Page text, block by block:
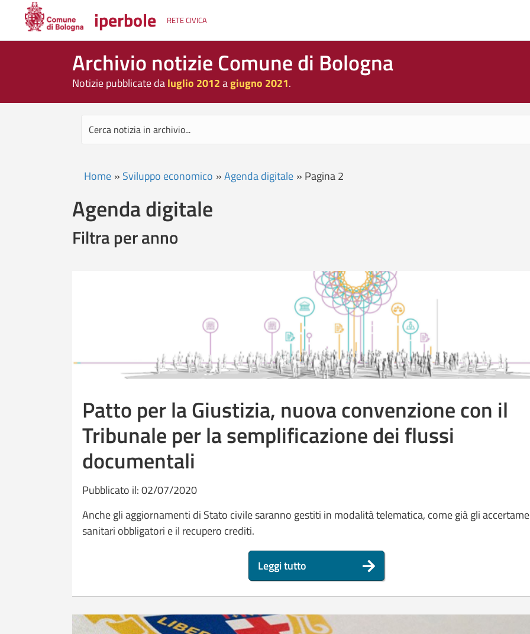
iperbole RETE CIVICA
Archivio notizie Comune di Bologna
Notizie pubblicate daluglio 2012agiugno 2021.
Home » Sviluppo economico »Agenda digitale » Pagina 2
Agenda digitale
Filtra per anno
Patto per la Giustizia, nuova convenzione con il
Tribunale per la semplificazione dei flussi
documentali
Pubblicato il: 02/07/2020
Anche gli aggiornamenti di Stato civile saranno gestiti in modalità telematica, come già gli
sanitari obbligatori e il recupero crediti.
Leggi tutto